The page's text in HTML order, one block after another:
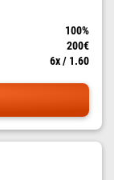
100%
200€
6x / 1.60